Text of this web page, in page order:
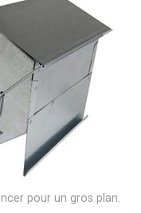
pour un gros plan.